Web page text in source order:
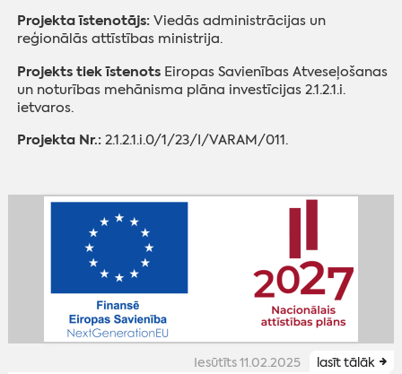
Projekta īstenotājs:Viedās administrācijas un
reģionālās attīstības ministrija.
Projekts tiek īstenotsEiropas Savienības Atveseļošanas
un noturības mehānisma plāna investīcijas 2.1.2.1.i.
ietvaros.
Projekta Nr.:2.1.2.1.i.0/1/23/I/VARAM/011.
Iesūtīts 11.02.2025 lasīt tālāk